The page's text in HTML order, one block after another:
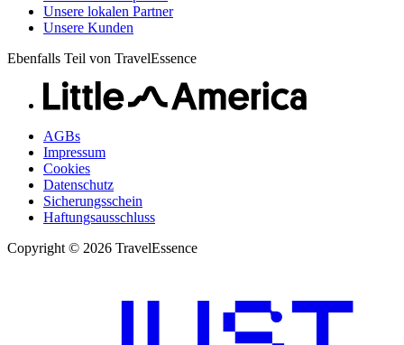
Unsere lokalen Partner
Unsere Kunden
Ebenfalls Teil von TravelEssence
AGBs
Impressum
Cookies
Datenschutz
Sicherungsschein
Haftungsausschluss
Copyright © 2026 TravelEssence